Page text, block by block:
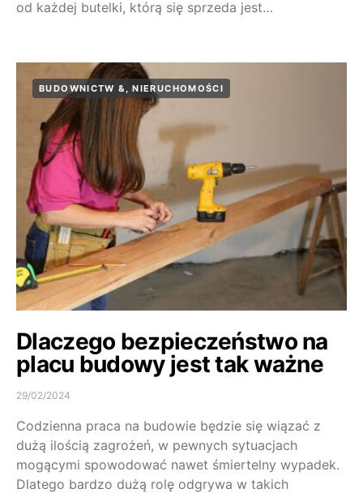
od każdej butelki, którą się sprzeda jest…
BUDOWNICTW &, NIERUCHOMOŚCI
Dlaczego bezpieczeństwo na
placu budowy jest tak ważne
29/02/2024
Codzienna praca na budowie będzie się wiązać z
dużą ilością zagrożeń, w pewnych sytuacjach
mogącymi spowodować nawet śmiertelny wypadek.
Dlatego bardzo dużą rolę odgrywa w takich